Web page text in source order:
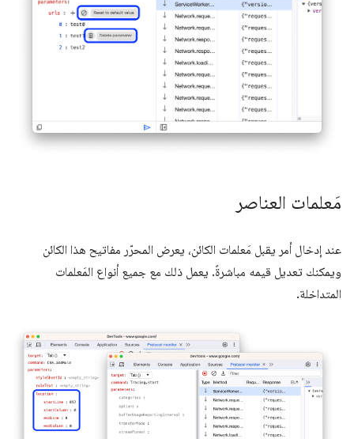
مَعلمات العناصر
عند إدخال أمر يقبل مَعلمات الكائن، يعرض المحرّر مفاتيح هذا الكائن
ويمكنك تعديل قيمه مباشرةً. يعمل ذلك مع جميع أنواع المَعلمات
المتداخلة.